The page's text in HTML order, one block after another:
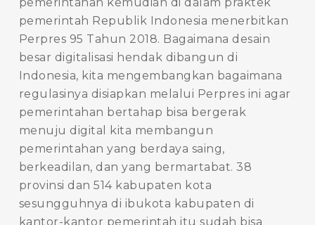
pemerintahan kemudian di dalam praktek
pemerintah Republik Indonesia menerbitkan
Perpres 95 Tahun 2018. Bagaimana desain
besar digitalisasi hendak dibangun di
Indonesia, kita mengembangkan bagaimana
regulasinya disiapkan melalui Perpres ini agar
pemerintahan bertahap bisa bergerak
menuju digital kita membangun
pemerintahan yang berdaya saing,
berkeadilan, dan yang bermartabat. 38
provinsi dan 514 kabupaten kota
sesungguhnya di ibukota kabupaten di
kantor-kantor pemerintah itu sudah bisa